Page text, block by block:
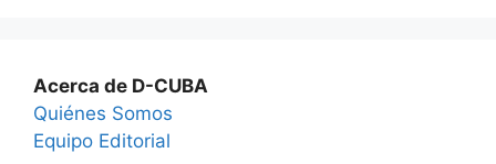
Acerca de D-CUBA
Quiénes Somos
Equipo Editorial